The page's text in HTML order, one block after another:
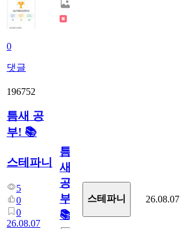
0
댓글
196752
틈새 공
부! 📚
스테파니
5
0
0
26.08.07
틈
새
공
부!
📚
스테파니 26.08.07